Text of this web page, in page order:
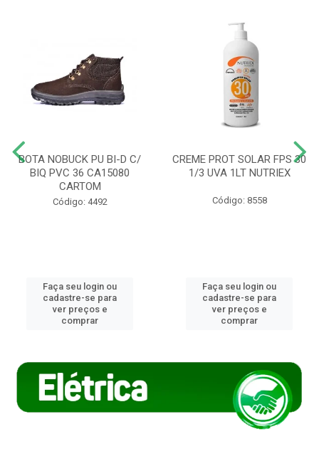
BOTA NOBUCK PU BI-D C/
BIQ PVC 36 CA15080
CARTOM
Código: 4492
Faça seu login ou
cadastre-se para
ver preços e
comprar
CREME PROT SOLAR FPS 30
1/3 UVA 1LT NUTRIEX
Código: 8558
Faça seu login ou
cadastre-se para
ver preços e
comprar